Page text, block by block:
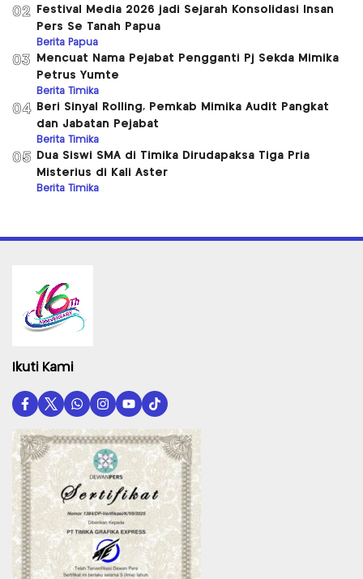
02
Festival Media 2026 jadi Sejarah Konsolidasi Insan
Pers Se Tanah Papua
Berita Papua
03
Mencuat Nama Pejabat Pengganti Pj Sekda Mimika
Petrus Yumte
Berita Timika
04
Beri Sinyal Rolling, Pemkab Mimika Audit Pangkat
dan Jabatan Pejabat
Berita Timika
05
Dua Siswi SMA di Timika Dirudapaksa Tiga Pria
Misterius di Kali Aster
Berita Timika
Ikuti Kami